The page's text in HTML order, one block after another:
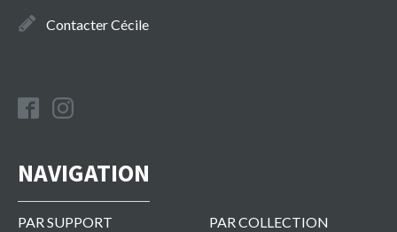
Contacter Cécile
NAVIGATION
PAR SUPPORT
PAR COLLECTION